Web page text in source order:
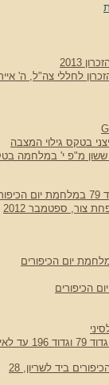
2013
לחללי צה"ל, ה'
בטקס גילוי המצבה
ששון מ"פ י' במלחמה
צור, ספטמבר 2012
הכיפורים
כתבה על היומיים הראשונים של
טקס חנוכת תצוגת מלחמת יום הכיפורים ביד לשריון, 28